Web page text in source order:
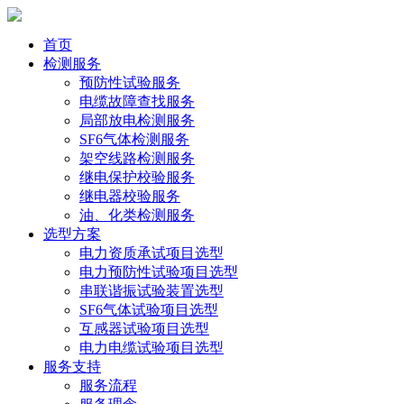
首页
检测服务
预防性试验服务
电缆故障查找服务
局部放电检测服务
SF6气体检测服务
架空线路检测服务
继电保护校验服务
继电器校验服务
油、化类检测服务
选型方案
电力资质承试项目选型
电力预防性试验项目选型
串联谐振试验装置选型
SF6气体试验项目选型
互感器试验项目选型
电力电缆试验项目选型
服务支持
服务流程